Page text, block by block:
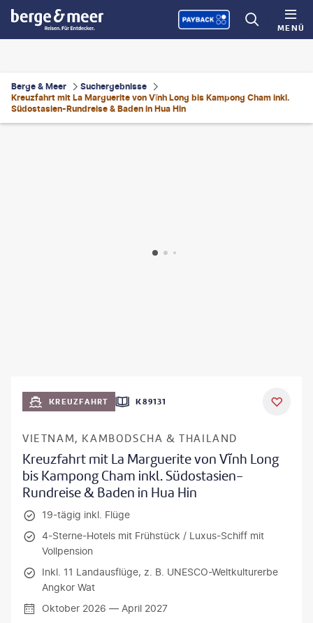
MENÜ
Berge & Meer
Suchergebnisse
Kreuzfahrt mit La Marguerite von Vĩnh Long bis Kampong Cham inkl.
Südostasien-Rundreise & Baden in Hua Hin
KREUZFAHRT K89131
VIETNAM, KAMBODSCHA & THAILAND
Kreuzfahrt mit La Marguerite von Vĩnh Long
bis Kampong Cham inkl. Südostasien-
Rundreise & Baden in Hua Hin
19-tägig inkl. Flüge
4-Sterne-Hotels mit Frühstück / Luxus-Schiff mit
Vollpension
Inkl. 11 Landausflüge, z. B. UNESCO-Weltkulturerbe
Angkor Wat
Oktober 2026 — April 2027